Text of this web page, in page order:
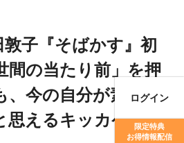
映画記事
ログイン
限定特典
お得情報配信
子『そばかす』初
間の当たり前」を押
、今の自分が素敵、
思えるキッカケに